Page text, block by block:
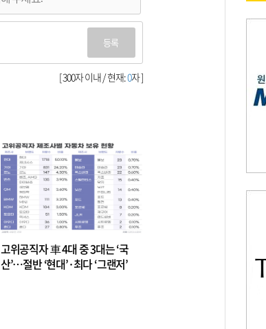
등록
[ 300자 이내 / 현재:0자 ]
고위공직자 車 4대 중 3대는 ‘국
산’…절반 ‘현대’·최다 ‘그랜저’